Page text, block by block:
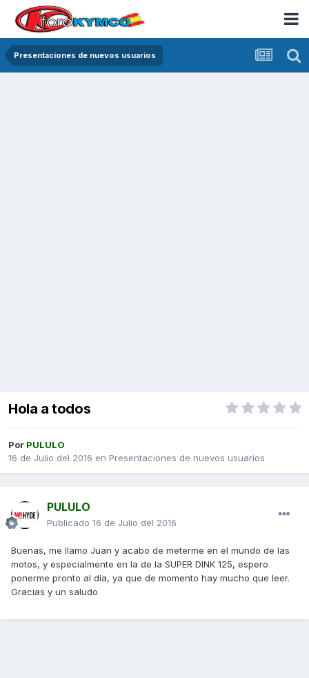
Presentaciones de nuevos usuarios
Hola a todos
Por PULULO
16 de Julio del 2016 en Presentaciones de nuevos usuarios
PULULO
Publicado 16 de Julio del 2016
Buenas, me llamo Juan y acabo de meterme en el mundo de las
motos, y especialmente en la de la SUPER DINK 125, espero
ponerme pronto al día, ya que de momento hay mucho que leer.
Gracias y un saludo